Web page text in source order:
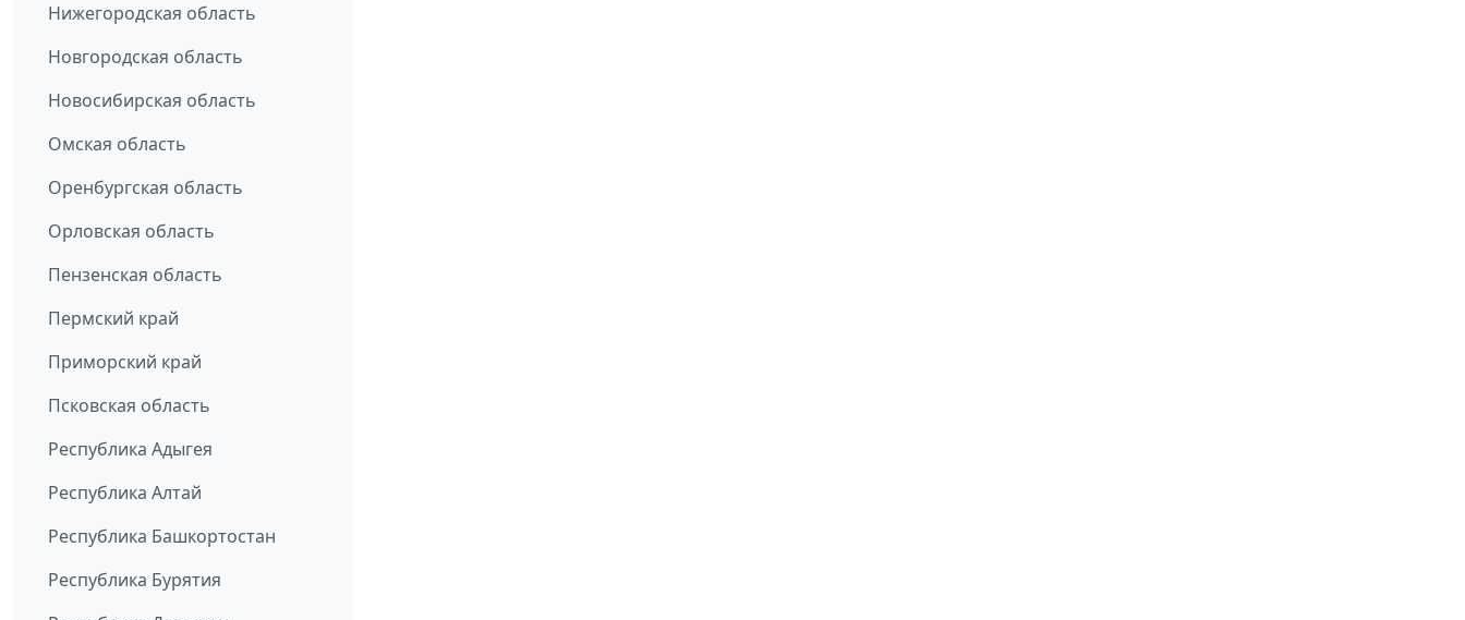
Нижегородская область
Новгородская область
Новосибирская область
Омская область
Оренбургская область
Орловская область
Пензенская область
Пермский край
Приморский край
Псковская область
Республика Адыгея
Республика Алтай
Республика Башкортостан
Республика Бурятия